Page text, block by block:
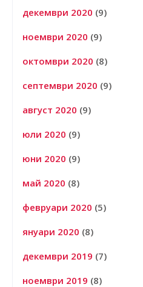
декември 2020 (9)
ноември 2020 (9)
октомври 2020 (8)
септември 2020 (9)
август 2020 (9)
юли 2020 (9)
юни 2020 (9)
май 2020 (8)
февруари 2020 (5)
януари 2020 (8)
декември 2019 (7)
ноември 2019 (8)